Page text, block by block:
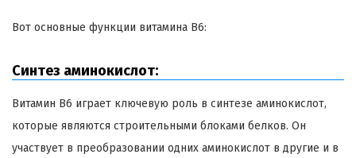
Вот основные функции витамина B6:
Синтез аминокислот:
Витамин B6 играет ключевую роль в синтезе аминокислот,
которые являются строительными блоками белков. Он
участвует в преобразовании одних аминокислот в другие и в